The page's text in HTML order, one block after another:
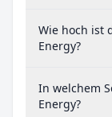
Wie hoch ist
Energy?
In welchem
Energy?